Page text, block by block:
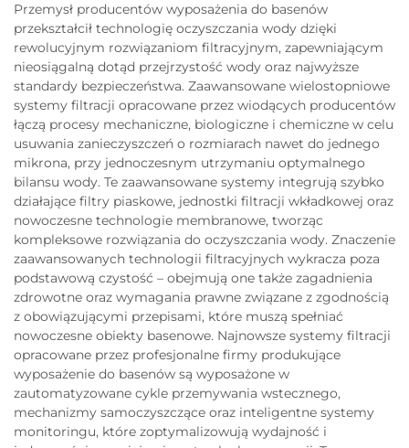
Przemysł producentów wyposażenia do basenów
przekształcił technologię oczyszczania wody dzięki
rewolucyjnym rozwiązaniom filtracyjnym, zapewniającym
nieosiągalną dotąd przejrzystość wody oraz najwyższe
standardy bezpieczeństwa. Zaawansowane wielostopniowe
systemy filtracji opracowane przez wiodących producentów
łączą procesy mechaniczne, biologiczne i chemiczne w celu
usuwania zanieczyszczeń o rozmiarach nawet do jednego
mikrona, przy jednoczesnym utrzymaniu optymalnego
bilansu wody. Te zaawansowane systemy integrują szybko
działające filtry piaskowe, jednostki filtracji wkładkowej oraz
nowoczesne technologie membranowe, tworząc
kompleksowe rozwiązania do oczyszczania wody. Znaczenie
zaawansowanych technologii filtracyjnych wykracza poza
podstawową czystość – obejmują one także zagadnienia
zdrowotne oraz wymagania prawne związane z zgodnością
z obowiązującymi przepisami, które muszą spełniać
nowoczesne obiekty basenowe. Najnowsze systemy filtracji
opracowane przez profesjonalne firmy produkujące
wyposażenie do basenów są wyposażone w
zautomatyzowane cykle przemywania wstecznego,
mechanizmy samoczyszczące oraz inteligentne systemy
monitoringu, które zoptymalizowują wydajność i